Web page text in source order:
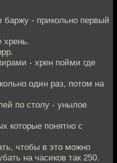
- прикольно первый
хрень.
- хрен пойми где
один раз, потом на
по столу - унылое
которые понятно с
чтобы в это можно
на часиков так 250.